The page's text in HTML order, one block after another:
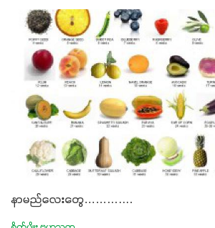
နာမည်လေးတွေ………….